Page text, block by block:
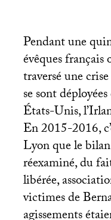
Pendant une
évêques
traversé une
se sont
États-Unis,
En 2015-2016,
Lyon que le
réexaminé, du
libérée,
victimes de